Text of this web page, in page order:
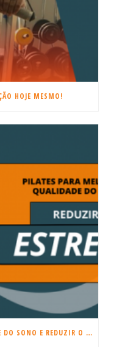
HOJE MESMO!
PILATES PARA MELHORAR A QUALIDADE DO SONO E REDUZIR O ESTRESSE